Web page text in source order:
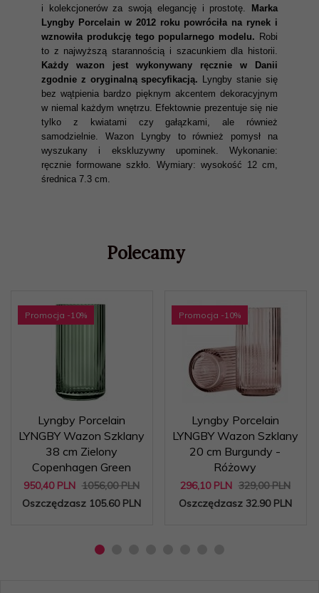
i kolekcjonerów za swoją elegancję i prostotę.
Marka
Lyngby Porcelain w 2012 roku powróciła na rynek i
wznowiła produkcję tego popularnego modelu. Robi
to z najwyższą starannością i szacunkiem dla historii.
Każdy wazon jest wykonywany ręcznie w Danii
zgodnie z oryginalną specyfikacją. Lyngby stanie się
bez wątpienia bardzo pięknym akcentem dekoracyjnym
w niemal każdym wnętrzu. Efektownie prezentuje się nie
tylko z kwiatami czy gałązkami, ale również
samodzielnie. Wazon Lyngby to również pomysł na
wyszukany i ekskluzywny upominek. Wykonanie:
ręcznie formowane szkło. Wymiary: wysokość 12 cm,
średnica 7.3 cm.
Polecamy
Promocja -10%
Lyngby Porcelain
LYNGBY Wazon Szklany
38 cm Zielony
Copenhagen Green
950,40 PLN 1056,00 PLN
Oszczędzasz 105.60 PLN
Promocja -10%
Lyngby Porcelain
LYNGBY Wazon Szklany
20 cm Burgundy -
Różowy
296,10 PLN 329,00 PLN
Oszczędzasz 32.90 PLN